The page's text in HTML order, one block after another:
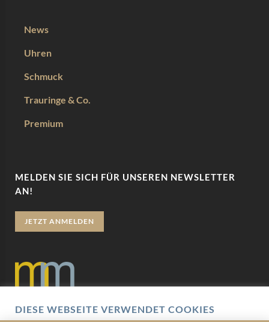
News
Uhren
Schmuck
Trauringe & Co.
Premium
MELDEN SIE SICH FÜR UNSEREN NEWSLETTER
AN!
JETZT ANMELDEN
DIESE WEBSEITE VERWENDET COOKIES